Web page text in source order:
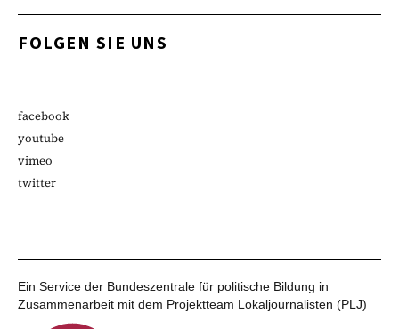
FOLGEN SIE UNS
facebook
youtube
vimeo
twitter
Ein Service der Bundeszentrale für politische Bildung in
Zusammenarbeit mit dem Projektteam Lokaljournalisten (PLJ)